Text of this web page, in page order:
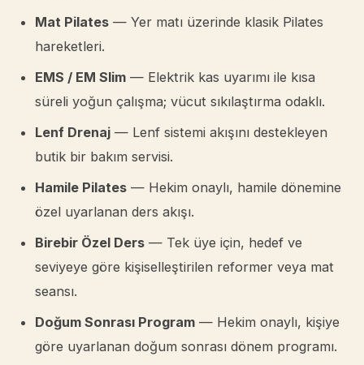
Mat Pilates — Yer matı üzerinde klasik Pilates
hareketleri.
EMS / EM Slim — Elektrik kas uyarımı ile kısa
süreli yoğun çalışma; vücut sıkılaştırma odaklı.
Lenf Drenaj — Lenf sistemi akışını destekleyen
butik bir bakım servisi.
Hamile Pilates — Hekim onaylı, hamile dönemine
özel uyarlanan ders akışı.
Birebir Özel Ders — Tek üye için, hedef ve
seviyeye göre kişiselleştirilen reformer veya mat
seansı.
Doğum Sonrası Program — Hekim onaylı, kişiye
göre uyarlanan doğum sonrası dönem programı.